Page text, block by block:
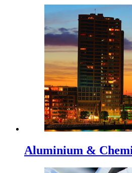
Aluminium &